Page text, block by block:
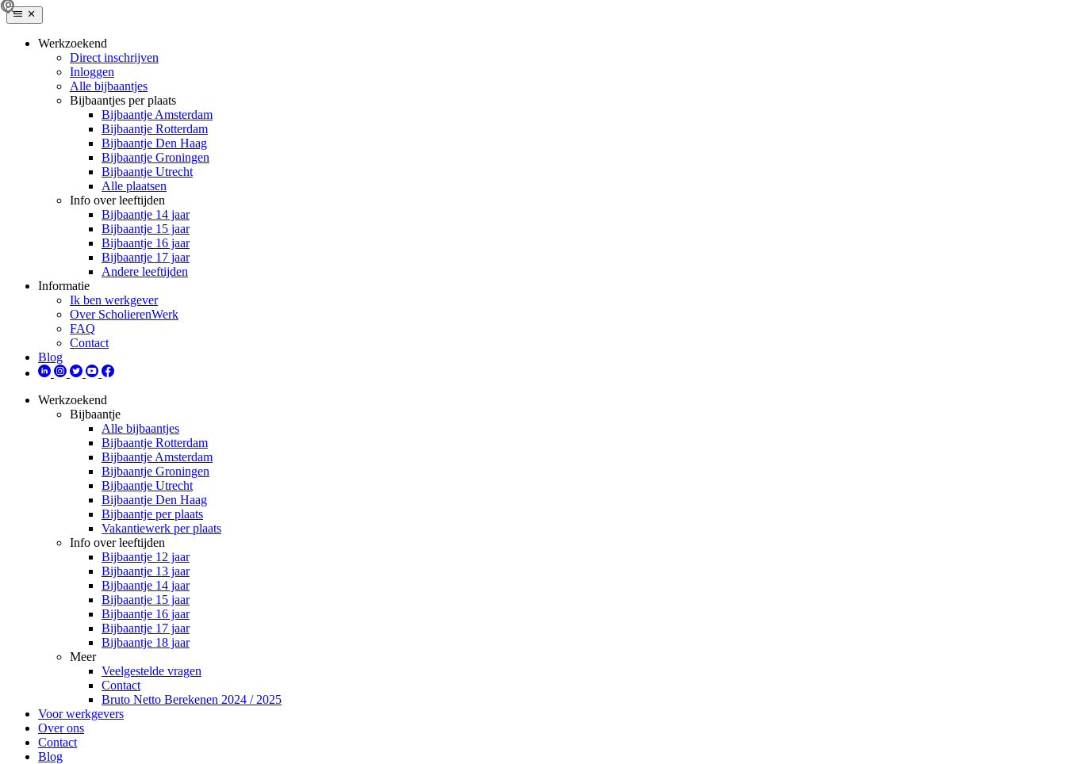
Werkzoekend
Direct inschrijven
Inloggen
Alle bijbaantjes
Bijbaantjes per plaats
Bijbaantje Amsterdam
Bijbaantje Rotterdam
Bijbaantje Den Haag
Bijbaantje Groningen
Bijbaantje Utrecht
Alle plaatsen
Info over leeftijden
Bijbaantje 14 jaar
Bijbaantje 15 jaar
Bijbaantje 16 jaar
Bijbaantje 17 jaar
Andere leeftijden
Informatie
Ik ben werkgever
Over ScholierenWerk
FAQ
Contact
Blog
Werkzoekend
Bijbaantje
Alle bijbaantjes
Bijbaantje Rotterdam
Bijbaantje Amsterdam
Bijbaantje Groningen
Bijbaantje Utrecht
Bijbaantje Den Haag
Bijbaantje per plaats
Vakantiewerk per plaats
Info over leeftijden
Bijbaantje 12 jaar
Bijbaantje 13 jaar
Bijbaantje 14 jaar
Bijbaantje 15 jaar
Bijbaantje 16 jaar
Bijbaantje 17 jaar
Bijbaantje 18 jaar
Meer
Veelgestelde vragen
Contact
Bruto Netto Berekenen 2024 / 2025
Voor werkgevers
Over ons
Contact
Blog